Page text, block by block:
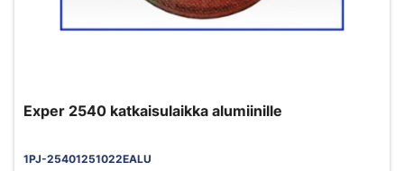
Exper 2540 katkaisulaikka alumiinille
1PJ-25401251022EALU